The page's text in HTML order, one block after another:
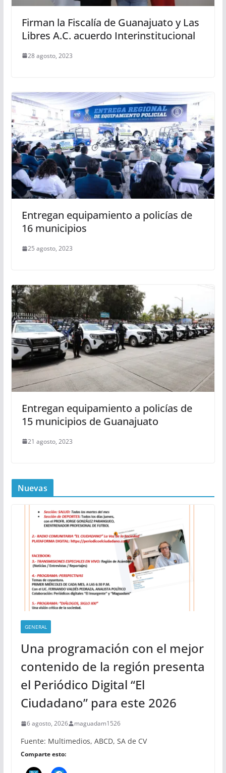
Firman la Fiscalía de Guanajuato y Las
Libres A.C. acuerdo Interinstitucional
28 agosto, 2023
Entregan equipamiento a policías de
16 municipios
25 agosto, 2023
Entregan equipamiento a policías de
15 municipios de Guanajuato
21 agosto, 2023
Nuevas
GENERAL
Una programación con el mejor
contenido de la región presenta
el Periódico Digital “El
Ciudadano” para este 2026
6 agosto, 2026 maguadam1526
Fuente: Multimedios, ABCD, SA de CV
Comparte esto: